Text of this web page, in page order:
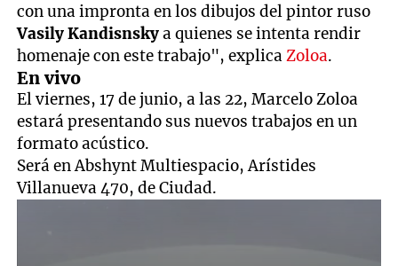
con una impronta en los dibujos del pintor ruso
Vasily Kandisnskya quienes se intenta rendir
homenaje con este trabajo", explicaZoloa.
En vivo
El viernes, 17 de junio, a las 22, Marcelo Zoloa
estará presentando sus nuevos trabajos en un
formato acústico.
Será en Abshynt Multiespacio, Arístides
Villanueva 470, de Ciudad.